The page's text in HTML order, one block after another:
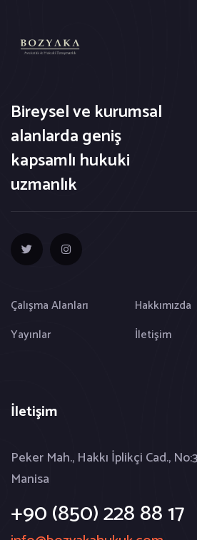
Bireysel ve kurumsal
alanlarda geniş
kapsamlı hukuki
uzmanlık
Çalışma Alanları
Yayınlar
Hakkımızda
İletişim
İletişim
Peker Mah., Hakkı İplikçi Cad.,
Manisa
+90 (850) 228 88 17